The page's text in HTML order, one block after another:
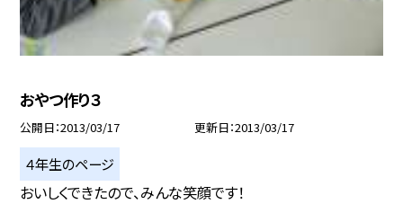
おやつ作り３
公開日 2013/03/17 更新日 2013/03/17
４年生のページ
おいしくできたので、みんな笑顔です！